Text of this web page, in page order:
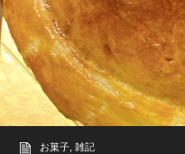
お菓子 雑記